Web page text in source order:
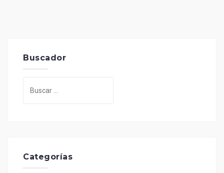
Buscador
Categorías